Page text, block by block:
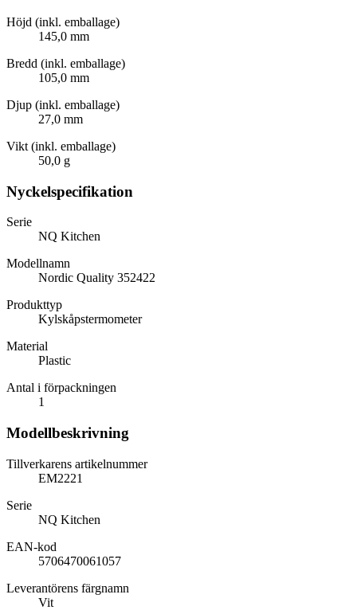
Höjd (inkl. emballage)
145,0 mm
Bredd (inkl. emballage)
105,0 mm
Djup (inkl. emballage)
27,0 mm
Vikt (inkl. emballage)
50,0 g
Nyckelspecifikation
Serie
NQ Kitchen
Modellnamn
Nordic Quality 352422
Produkttyp
Kylskåpstermometer
Material
Plastic
Antal i förpackningen
1
Modellbeskrivning
Tillverkarens artikelnummer
EM2221
Serie
NQ Kitchen
EAN-kod
5706470061057
Leverantörens färgnamn
Vit